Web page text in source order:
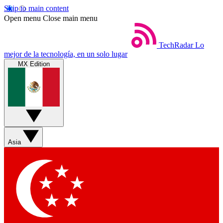
Skip to main content
Open menu Close main menu
TechRadar Lo
mejor de la tecnología, en un solo lugar
MX Edition
Asia